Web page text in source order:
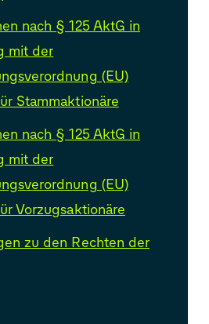
nach § 125 AktG in
mit der
(EU)
Stammaktionäre
nach § 125 AktG in
mit der
(EU)
Vorzugsaktionäre
zu den Rechten der